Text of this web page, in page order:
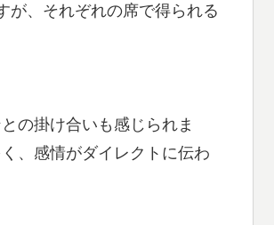
が、それぞれの席で得られる
の掛け合いも感じられま
、感情がダイレクトに伝わ